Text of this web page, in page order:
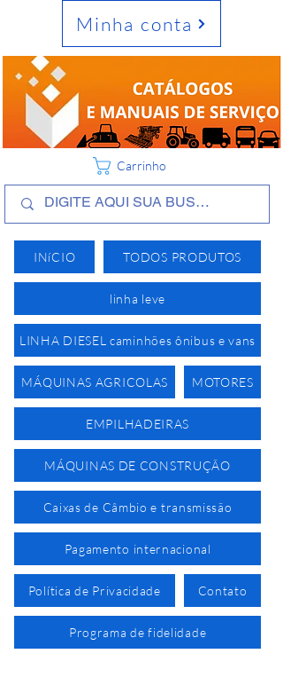
INíCIO TODOS PRODUTOS
linha leve
LINHA DIESEL caminhões ônibus e vans
MÁQUINAS AGRICOLAS MOTORES
EMPILHADEIRAS
MÁQUINAS DE CONSTRUÇÃO
Caixas de Câmbio e transmissão
Pagamento internacional
Política de Privacidade Contato
Programa de fidelidade
Minha conta
Carrinho